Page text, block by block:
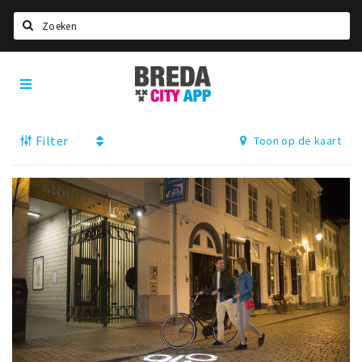
Home
Deals
Nieuws, interviews & blogs
Eten
Drinken
Slapen
Recreatief
Winkels
Breda
City
App
Filter Toon op de kaart